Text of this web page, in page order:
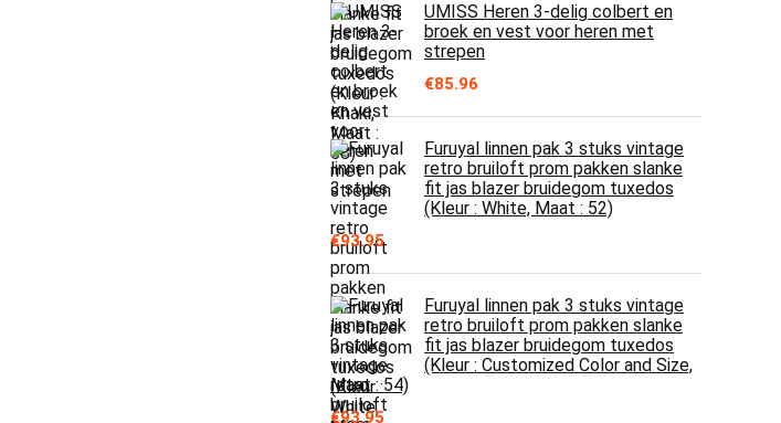
UMISS Heren 3-delig colbert en
broek en vest voor heren met
strepen
€85.96
Furuyal linnen pak 3 stuks vintage
retro bruiloft prom pakken slanke
fit jas blazer bruidegom tuxedos
(Kleur : White, Maat : 52)
€93.95
Furuyal linnen pak 3 stuks vintage
retro bruiloft prom pakken slanke
fit jas blazer bruidegom tuxedos
(Kleur : Customized Color and Size,
Maat : 54)
€93.95